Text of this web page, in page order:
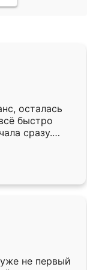
осталась
быстро
сразу.
подошёл к
Собрали
даже
не первый